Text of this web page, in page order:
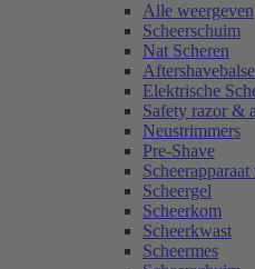
Alle weergeven
Scheerschuim
Nat Scheren
Elektrische
Safety razor &
Neustrimmers
Pre-Shave
Scheergel
Scheerkom
Scheerkwast
Scheermes